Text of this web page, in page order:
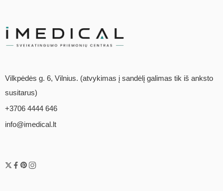
Vilkpėdės g. 6, Vilnius. (atvykimas į sandėlį galimas tik iš anksto
susitarus)
+3706 4444 646
info@imedical.lt